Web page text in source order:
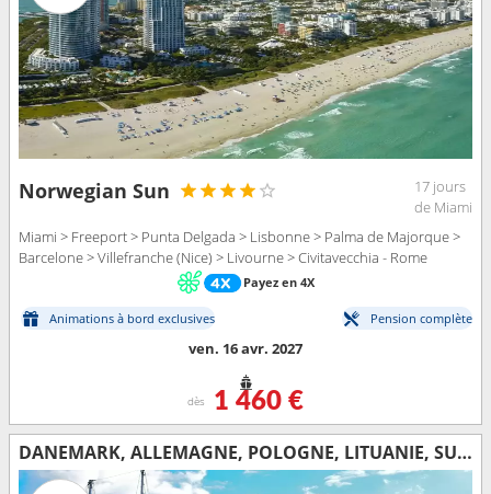
Norwegian Sun
17 jours
de Miami
Miami > Freeport > Punta Delgada > Lisbonne > Palma de Majorque >
Barcelone > Villefranche (Nice) > Livourne > Civitavecchia - Rome
Payez en 4X
Animations à bord exclusives Pension complète
ven. 16 avr. 2027
dès 1 460 €
DANEMARK, ALLEMAGNE, POLOGNE, LITUANIE, SUÈDE, ESTONIE, FINLANDE